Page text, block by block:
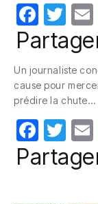
F
a
e
b
o
o
k
T
w
itt
er
Un journaliste
cause pour
prédire la chute…
F
a
T
w
itt